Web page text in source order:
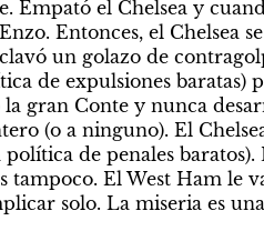
Empató el Chelsea y
Entonces, el Chelsea
un golazo de
de expulsiones baratas)
gran Conte y nunca
(o a ninguno). El
de penales
tampoco. El West Ham le
solo. La miseria es